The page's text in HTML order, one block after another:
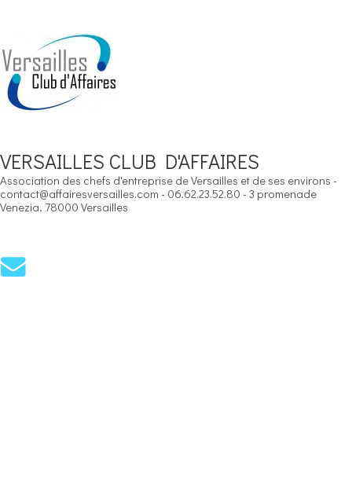
VERSAILLES CLUB D'AFFAIRES
Association des chefs d'entreprise de Versailles et de ses environs -
contact@affairesversailles.com - 06.62.23.52.80 - 3 promenade
Venezia, 78000 Versailles